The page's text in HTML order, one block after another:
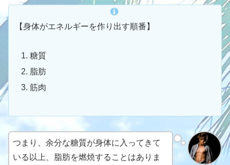
【身体がエネルギーを作り出す順番】
糖質
脂肪
筋肉
つまり、余分な糖質が身体に入ってきて
いる以上、脂肪を燃焼することはありま